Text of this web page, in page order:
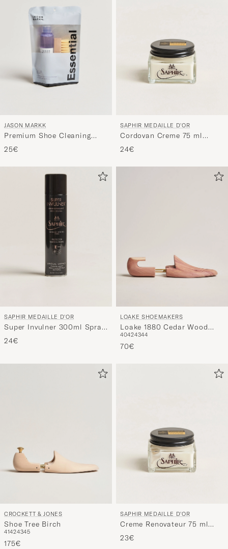
JASON MARKK
Premium Shoe Cleaning
Essential Kit
25€
SAPHIR MEDAILLE D'OR
Cordovan Creme 75 ml
Neutral
24€
SAPHIR MEDAILLE D'OR
Super Invulner 300ml Spray
Neutral
24€
LOAKE SHOEMAKERS
Loake 1880 Cedar Wood
Shoe Tree
40424344
70€
CROCKETT & JONES
Shoe Tree Birch
41424345
175€
SAPHIR MEDAILLE D'OR
Creme Renovateur 75 ml
Neutral
23€